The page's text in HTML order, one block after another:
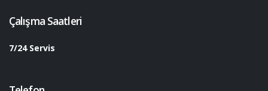
Çalışma Saatleri
7/24 Servis